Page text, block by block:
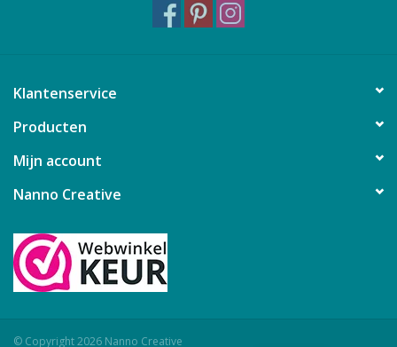
Klantenservice
Producten
Mijn account
Nanno Creative
© Copyright 2026 Nanno Creative